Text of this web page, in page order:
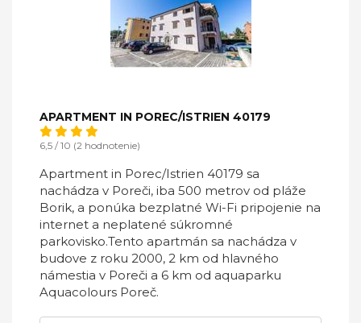
APARTMENT IN POREC/ISTRIEN 40179
6,5 / 10 (2 hodnotenie)
Apartment in Porec/Istrien 40179 sa
nachádza v Poreči, iba 500 metrov od pláže
Borik, a ponúka bezplatné Wi-Fi pripojenie na
internet a neplatené súkromné ​​
parkovisko.Tento apartmán sa nachádza v
budove z roku 2000, 2 km od hlavného
námestia v Poreči a 6 km od aquaparku
Aquacolours Poreč.